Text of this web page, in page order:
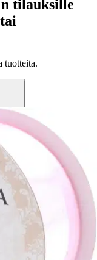
tilauksille
tuotteita.
koristeluun.